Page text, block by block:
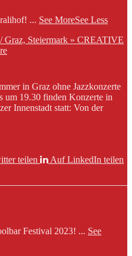
... See MoreSee Less
Graz, Steiermark » CREATIVE
in Graz ohne Jazzkonzerte
um 19.30 finden Konzerte in
Innenstadt statt: Von der
teilen
Auf LinkedIn teilen
Festival 2023! ... See